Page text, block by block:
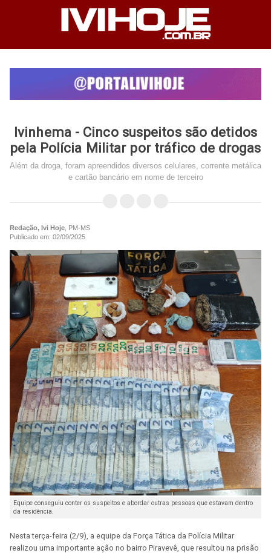
Ivinhema - Cinco suspeitos são detidos
pela Polícia Militar por tráfico de drogas
Além da droga, foram apreendidos diversos celulares, corrente metálica
e cartão bancário em nome de terceiro
Redação, Ivi Hoje , PM-MS
Publicado em: 02/09/2025
Equipe conseguiu conter os suspeitos e abordar outras pessoas que estavam dentro
da residência.
Nesta terça-feira (2/9), a equipe da Força Tática da Polícia Militar
realizou uma importante ação no bairro Piravevê, que resultou na prisão